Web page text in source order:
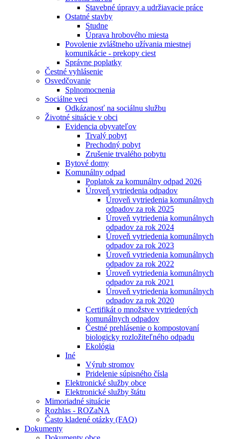
Stavebné úpravy a udržiavacie práce
Ostatné stavby
Studne
Úprava hrobového miesta
Povolenie zvláštneho užívania miestnej
komunikácie - prekopy ciest
Správne poplatky
Čestné vyhlásenie
Osvedčovanie
Splnomocnenia
Sociálne veci
Odkázanosť na sociálnu službu
Životné situácie v obci
Evidencia obyvateľov
Trvalý pobyt
Prechodný pobyt
Zrušenie trvalého pobytu
Bytové domy
Komunálny odpad
Poplatok za komunálny odpad 2026
Úroveň vytriedenia odpadov
Úroveň vytriedenia komunálnych
odpadov za rok 2025
Úroveň vytriedenia komunálnych
odpadov za rok 2024
Úroveň vytriedenia komunálnych
odpadov za rok 2023
Úroveň vytriedenia komunálnych
odpadov za rok 2022
Úroveň vytriedenia komunálnych
odpadov za rok 2021
Úroveň vytriedenia komunálnych
odpadov za rok 2020
Certifikát o množstve vytriedených
komunálnych odpadov
Čestné prehlásenie o kompostovaní
biologicky rozložiteľného odpadu
Ekológia
Iné
Výrub stromov
Pridelenie súpisného čísla
Elektronické služby obce
Elektronické služby štátu
Mimoriadné situácie
Rozhlas - ROZaNA
Často kladené otázky (FAQ)
Dokumenty